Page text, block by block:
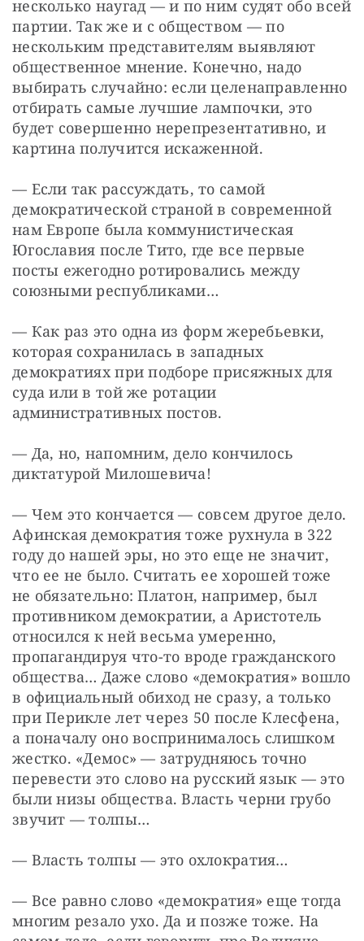
несколько наугад — и по ним судят обо всей
партии. Так же и с обществом — по
нескольким представителям выявляют
общественное мнение. Конечно, надо
выбирать случайно: если целенаправленно
отбирать самые лучшие лампочки, это
будет совершенно нерепрезентативно, и
картина получится искаженной.
— Если так рассуждать, то самой
демократической страной в современной
нам Европе была коммунистическая
Югославия после Тито, где все первые
посты ежегодно ротировались между
союзными республиками…
— Как раз это одна из форм жеребьевки,
которая сохранилась в западных
демократиях при подборе присяжных для
суда или в той же ротации
административных постов.
— Да, но, напомним, дело кончилось
диктатурой Милошевича!
— Чем это кончается — совсем другое дело.
Афинская демократия тоже рухнула в 322
году до нашей эры, но это еще не значит,
что ее не было. Считать ее хорошей тоже
не обязательно: Платон, например, был
противником демократии, а Аристотель
относился к ней весьма умеренно,
пропагандируя что-то вроде гражданского
общества… Даже слово «демократия» вошло
в официальный обиход не сразу, а только
при Перикле лет через 50 после Клесфена,
а поначалу оно воспринималось слишком
жестко. «Демос» — затрудняюсь точно
перевести это слово на русский язык — это
были низы общества. Власть черни грубо
звучит — толпы…
— Власть толпы — это охлократия…
— Все равно слово «демократия» еще тогда
многим резало ухо. Да и позже тоже. На